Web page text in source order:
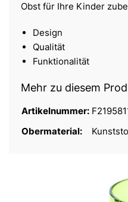
Obst für Ihre Kinder
Design
Qualität
Funktionalität
Mehr zu diesem
Artikelnummer:
Obermaterial: